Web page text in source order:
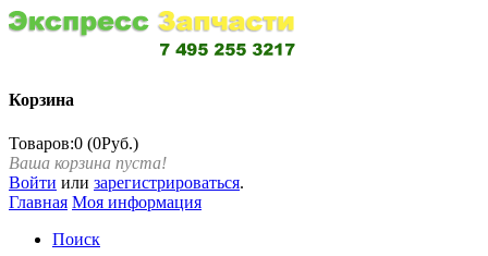
Корзина
Товаров:0 (0Руб.)
Ваша корзина пуста!
Войти или зарегистрироваться.
Главная Моя информация
Поиск